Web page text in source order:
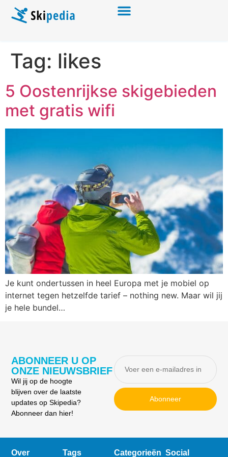
Tag: likes
5 Oostenrijkse skigebieden
met gratis wifi
Je kunt ondertussen in heel Europa met je mobiel op
internet tegen hetzelfde tarief – nothing new. Maar wil jij
je hele bundel…
ABONNEER U OP
ONZE NIEUWSBRIEF
Wil jij op de hoogte
blijven over de laatste
updates op Skipedia?
Abonneer dan hier!
Abonneer
Over Tags Categorieën Social